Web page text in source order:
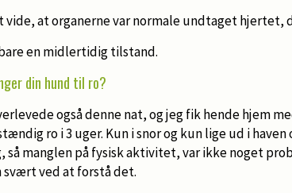
vide, at organerne var normale undtaget hjertet,
en midlertidig tilstand.
din hund til ro?
også denne nat, og jeg fik hende hjem
ro i 3 uger. Kun i snor og kun lige ud i haven
manglen på fysisk aktivitet, var ikke noget
ved at forstå det.